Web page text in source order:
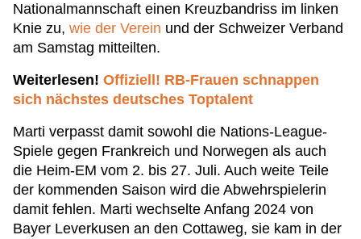
Nationalmannschaft einen Kreuzbandriss im linken
Knie zu, wie der Verein und der Schweizer Verband
am Samstag mitteilten.
Weiterlesen! Offiziell! RB-Frauen schnappen
sich nächstes deutsches Toptalent
Marti verpasst damit sowohl die Nations-League-
Spiele gegen Frankreich und Norwegen als auch
die Heim-EM vom 2. bis 27. Juli. Auch weite Teile
der kommenden Saison wird die Abwehrspielerin
damit fehlen. Marti wechselte Anfang 2024 von
Bayer Leverkusen an den Cottaweg, sie kam in der